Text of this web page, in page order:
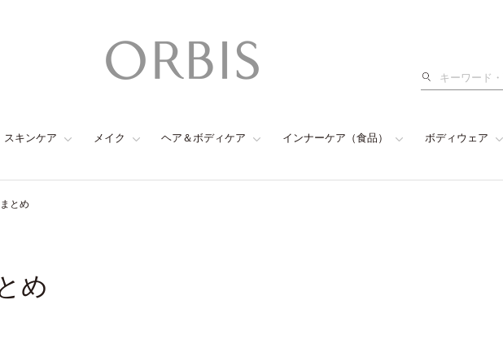
検
スキンケア メイク ヘア＆ボディケア インナーケア（食品） ボディウェア
とめ
め